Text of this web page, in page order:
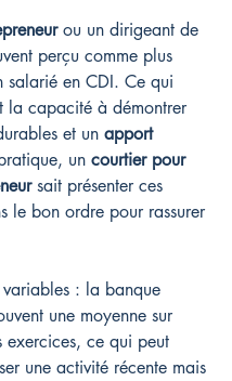
ou un dirigeant de
perçu comme plus
salarié en CDI. Ce qui
la capacité à démontrer
et un apport
un courtier pour
sait présenter ces
le bon ordre pour rassurer
variables : la banque
une moyenne sur
exercices, ce qui peut
une activité récente mais